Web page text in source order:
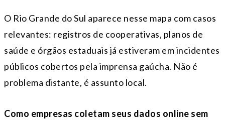
O Rio Grande do Sul aparece nesse mapa com casos
relevantes: registros de cooperativas, planos de
saúde e órgãos estaduais já estiveram em incidentes
públicos cobertos pela imprensa gaúcha. Não é
problema distante, é assunto local.
Como empresas coletam seus dados online sem